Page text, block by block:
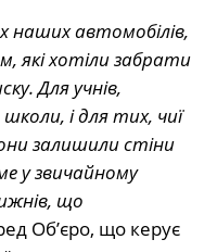
наших автомобілів,
які хотіли забрати
Для учнів,
і для тих, чиї
залишили стіни
у звичайному
що
Об’єро, що керує